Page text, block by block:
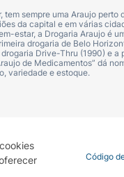
tem sempre uma Araujo
da capital e em várias
estar, a Drogaria Araujo é
drogaria de Belo
Drive-Thru (1990) e
de Medicamentos” dá
variedade e estoque.
Covid-19 Código